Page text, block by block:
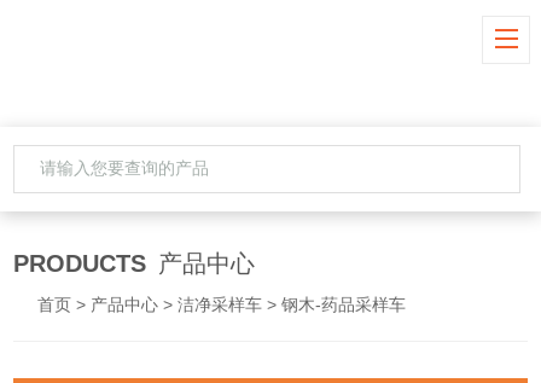
PRODUCTS 产品中心
首页 > 产品中心 >洁净采样车 > 钢木-药品采样车